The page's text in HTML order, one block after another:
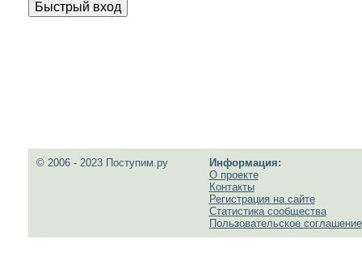
© 2006 - 2023 Поступим.ру
Информация:
О проекте
Контакты
Регистрация на сайте
Статистика сообщества
Пользовательское соглашение